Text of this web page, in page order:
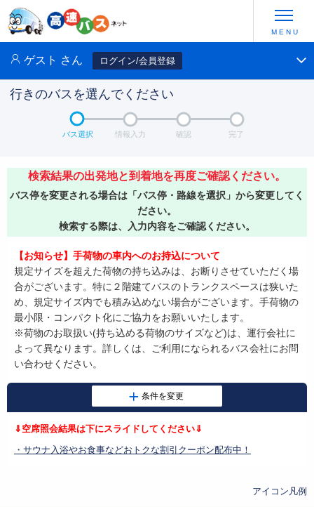
ゲスト さん ログイン/会員登録
行きのバスを選んでください
バス選択 情報入力 確認 完了
検索結果の出発地と到着地を再度ご確認ください。
バス停を変更される場合は「バス停・路線を選択」から変更してく
ださい。
検索する際は、入力内容をご確認ください。
【お知らせ】手荷物の車内へのお持込について
規定サイズを超えた荷物の持ち込みは、お断りさせていただく場
合がございます。特に２階建てバスのトランクスペースは狭いた
め、規定サイズ内でも積み込めない場合がございます。手荷物の
最小限・コンパクト化にご協力をお願いいたします。
※荷物のお取扱い(持ち込める荷物のサイズなど)は、運行会社に
よって異なります。詳しくは、ご利用になられるバス会社にお問
い合わせください。
⇓空席照会結果は下にスライドしてください⇓
・サウナ入浴やお食事などおトクな割引クーポン配布中！
アイコン凡例